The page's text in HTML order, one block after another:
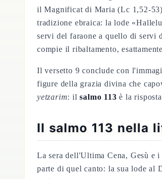
il Magnificat di Maria (Lc 1,52-
tradizione ebraica: la lode
servi del faraone a quello di servi
compie il ribaltamento,
Il versetto 9 conclude con
figure della grazia divina che
yetzarim: ilsalmo 113 è la
Il salmo 113 nella
La sera dell'Ultima Cena, Gesù e
parte di quel canto: la sua lode al